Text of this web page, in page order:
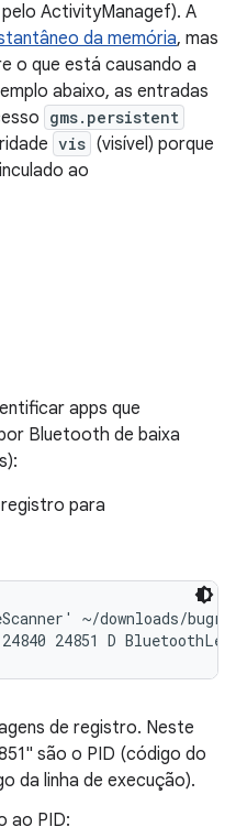
ActivityManagef). A
da memória, mas
o que está causando a
abaixo, as entradas
gms.persistent
vis (visível) porque
ao
apps que
Bluetooth de baixa
para
~/downloads/
de registro. Neste
são o PID (código do
da linha de execução).
ao PID: